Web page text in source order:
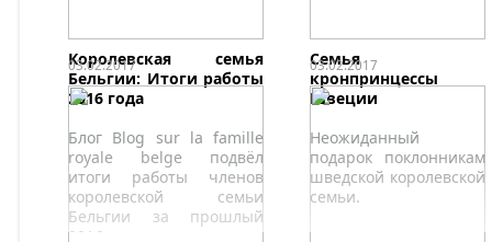
Королевская семья
Бельгии: Итоги работы
2016 года
Блог Blog sur la famille
royale belge подвёл
итоги работы членов
королевской семьи
Бельгии за прошлый
2016 год.
Семья
кронпринцессы
Швеции
Неожиданный
подарок поклонникам
шведской королевской
семьи.
03.02.2017 03.02.2017